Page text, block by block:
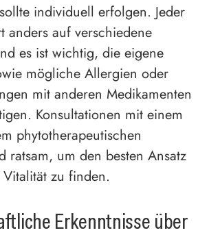
individuell erfolgen. Jeder
anders auf verschiedene
es ist wichtig, die eigene
mögliche Allergien oder
mit anderen Medikamenten
Konsultationen mit einem
phytotherapeutischen
ratsam, um den besten Ansatz
zu finden.
Erkenntnisse über